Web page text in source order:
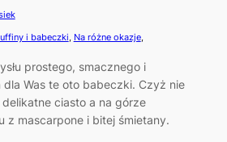
i babeczki, Na różne okazje ,
prostego, smacznego i
Was te oto babeczki. Czyż nie
ciasto a na górze
z mascarpone i bitej śmietany.